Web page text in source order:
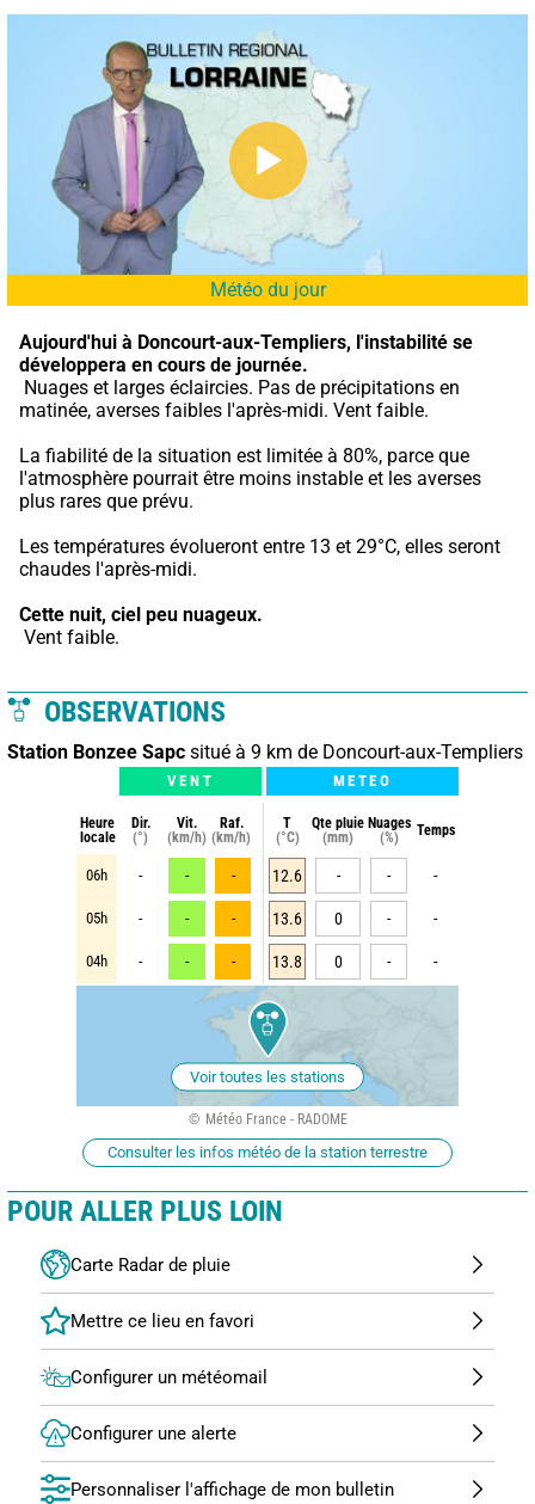
Météo du jour
Aujourd'hui à Doncourt-aux-Templiers, l'instabilité se
développera en cours de journée.
matinée, averses faibles l'après-midi. Vent faible.
La fiabilité de la situation est limitée à 80%, parce que
l'atmosphère pourrait être moins instable et les averses
plus rares que prévu.
Les températures évolueront entre 13 et 29°C, elles seront
chaudes l'après-midi.
Cette nuit, ciel peu nuageux.
Vent faible.
OBSERVATIONS
Station Bonzee Sapc situé à 9 km de Doncourt-aux-Templiers
VENT METEO
Heure
locale
Dir.
(°)
Vit.
(km/h)
Raf.
(km/h)
T
(°C)
Qte pluie
(mm)
Nuages
(%)
Temps
06h - - - 12.6 - - -
05h - - - 13.6 0 - -
04h - - - 13.8 0 - -
Voir toutes les stations
Météo France - RADOME
Consulter les infos météo de la station terrestre
POUR ALLER PLUS LOIN
Carte Radar de pluie
Configurer un météomail
Configurer une alerte
Personnaliser l'affichage de mon bulletin